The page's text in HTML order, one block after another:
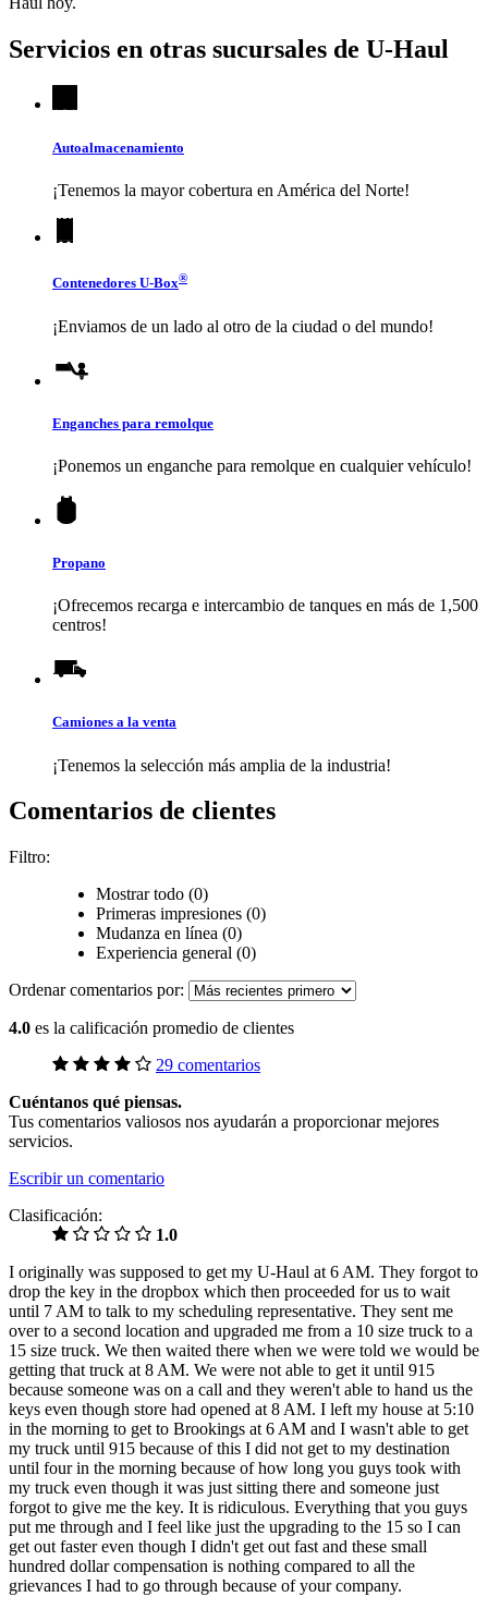
Servicios en otras sucursales de U-Haul
Autoalmacenamiento
¡Tenemos la mayor cobertura en América del Norte!
Contenedores U-Box®
¡Enviamos de un lado al otro de la ciudad o del mundo!
Enganches para remolque
¡Ponemos un enganche para remolque en cualquier vehículo!
Propano
¡Ofrecemos recarga e intercambio de tanques en más de 1,500
centros!
Camiones a la venta
¡Tenemos la selección más amplia de la industria!
Comentarios de clientes
Filtro:
Mostrar todo (0)
Primeras impresiones (0)
Mudanza en línea (0)
Experiencia general (0)
Ordenar comentarios por:
4.0 es la calificación promedio de clientes
29 comentarios
Cuéntanos qué piensas.
Tus comentarios valiosos nos ayudarán a proporcionar mejores
servicios.
Escribir un comentario
Clasificación:
1.0
I originally was supposed to get my U-Haul at 6 AM. They forgot to
drop the key in the dropbox which then proceeded for us to wait
until 7 AM to talk to my scheduling representative. They sent me
over to a second location and upgraded me from a 10 size truck to a
15 size truck. We then waited there when we were told we would be
getting that truck at 8 AM. We were not able to get it until 915
because someone was on a call and they weren't able to hand us the
keys even though store had opened at 8 AM. I left my house at 5:10
in the morning to get to Brookings at 6 AM and I wasn't able to get
my truck until 915 because of this I did not get to my destination
until four in the morning because of how long you guys took with
my truck even though it was just sitting there and someone just
forgot to give me the key. It is ridiculous. Everything that you guys
put me through and I feel like just the upgrading to the 15 so I can
get out faster even though I didn't get out fast and these small
hundred dollar compensation is nothing compared to all the
grievances I had to go through because of your company.